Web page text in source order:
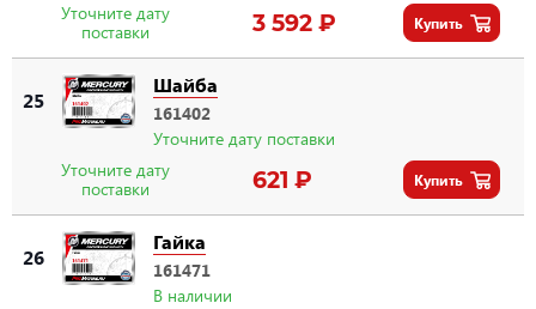
Уточните дату
поставки
3 592 ₽ Купить
25
Шайба
161402
Уточните дату поставки
Уточните дату
поставки
621 ₽ Купить
26
Гайка
161471
В наличии